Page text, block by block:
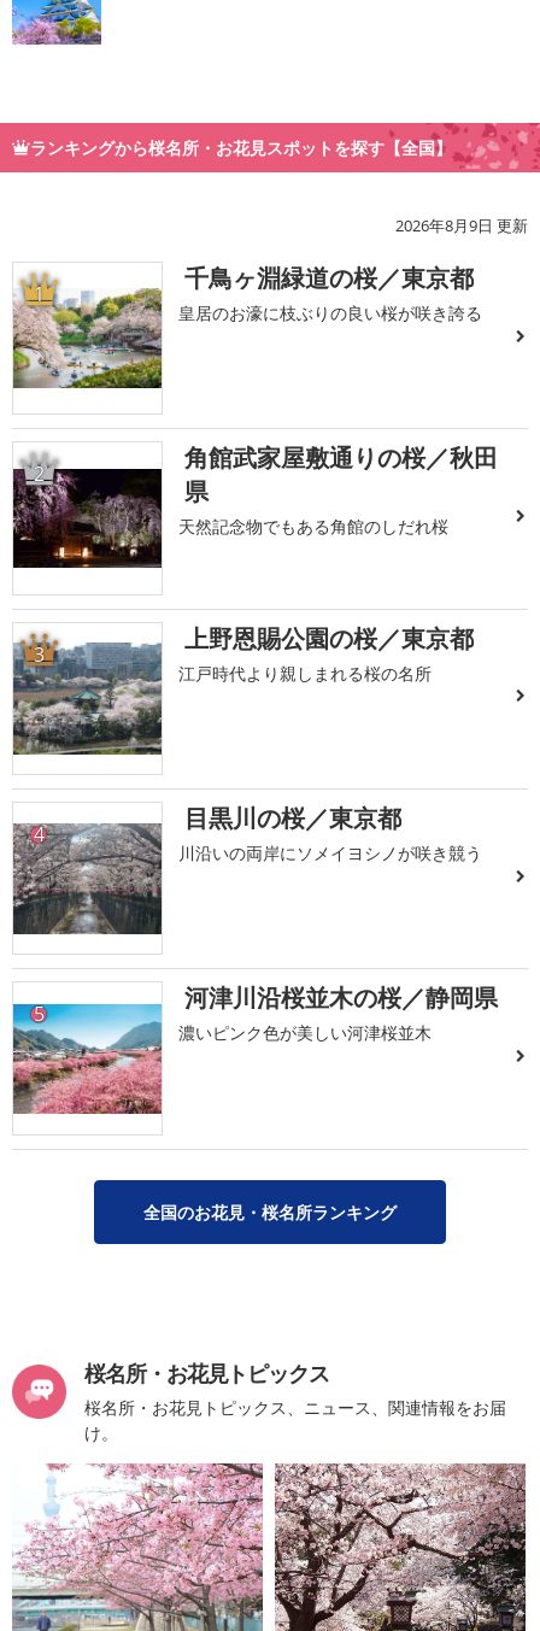
ランキングから桜名所・お花見スポットを探す【全国】
2026年8月9日 更新
1 千鳥ヶ淵緑道の桜／東京都
皇居のお濠に枝ぶりの良い桜が咲き誇る
2
角館武家屋敷通りの桜／秋田
県
天然記念物でもある角館のしだれ桜
3 上野恩賜公園の桜／東京都
江戸時代より親しまれる桜の名所
4 目黒川の桜／東京都
川沿いの両岸にソメイヨシノが咲き競う
5 河津川沿桜並木の桜／静岡県
濃いピンク色が美しい河津桜並木
全国のお花見・桜名所ランキング
桜名所・お花見トピックス
桜名所・お花見トピックス、ニュース、関連情報をお届
け。